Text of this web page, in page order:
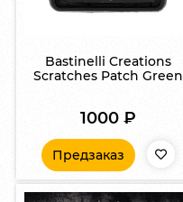
Bastinelli Creations
Scratches Patch Green
1000 ₽
Предзаказ